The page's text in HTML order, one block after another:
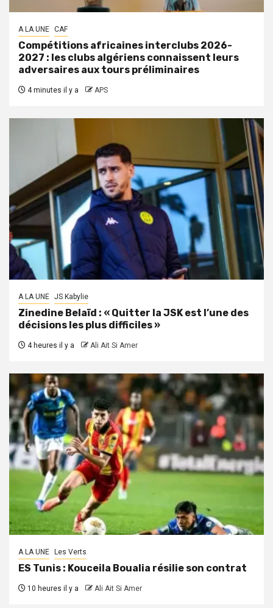
A LA UNE CAF
Compétitions africaines interclubs 2026-
2027 : les clubs algériens connaissent leurs
adversaires aux tours préliminaires
4 minutes il y a APS
A LA UNE JS Kabylie
Zinedine Belaïd : « Quitter la JSK est l’une des
décisions les plus difficiles »
4 heures il y a Ali Ait Si Amer
A LA UNE Les Verts
ES Tunis : Kouceila Boualia résilie son contrat
10 heures il y a Ali Ait Si Amer